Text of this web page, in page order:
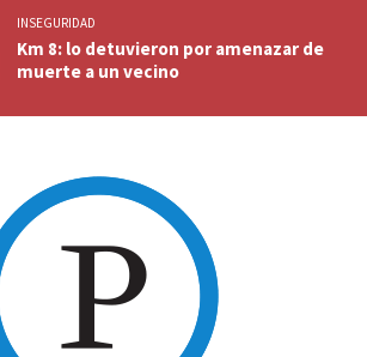
INSEGURIDAD
Km 8: lo detuvieron por amenazar de
muerte a un vecino